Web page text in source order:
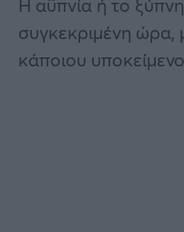
συγκεκριμένη ώρα,
κάποιου